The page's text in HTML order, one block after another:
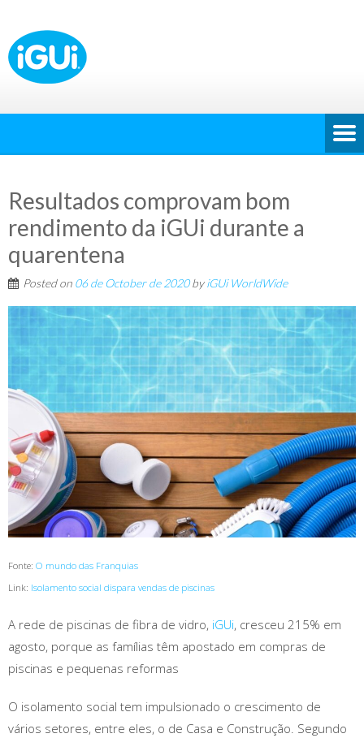
Resultados comprovam bom
rendimento da iGUi durante a
quarentena
Posted on 06 de October de 2020byiGUi WorldWide
Fonte: O mundo das Franquias
Link: Isolamento social dispara vendas de piscinas
A rede de piscinas de fibra de vidro, iGUi, cresceu 215% em
agosto, porque as famílias têm apostado em compras de
piscinas e pequenas reformas
O isolamento social tem impulsionado o crescimento de
vários setores, entre eles, o de Casa e Construção. Segundo